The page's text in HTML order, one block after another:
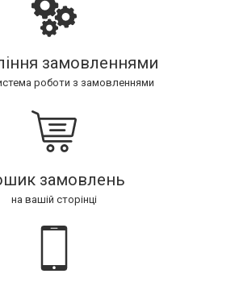
замовленнями
роботи з замовленнями
замовлень
на вашій сторінці